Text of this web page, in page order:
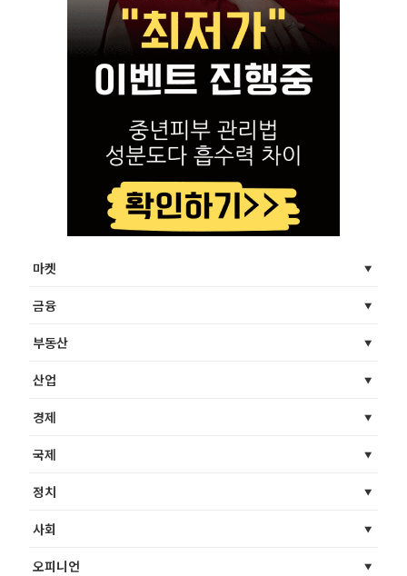
마켓
금융
부동산
산업
경제
국제
정치
사회
오피니언